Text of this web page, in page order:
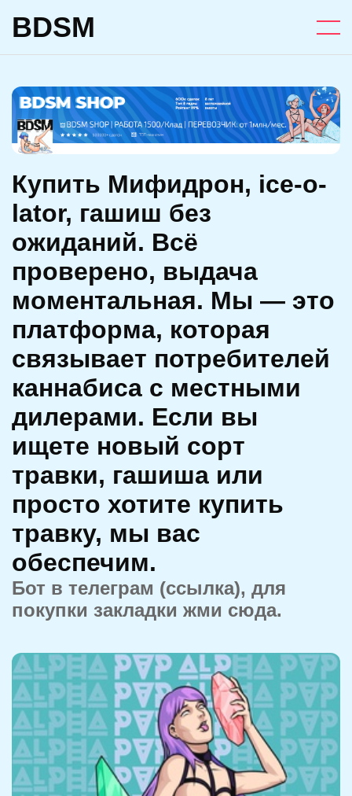
BDSM
Купить Мифидрон, ice-o-
lator, гашиш без
ожиданий. Всё
проверено, выдача
моментальная. Мы — это
платформа, которая
связывает потребителей
каннабиса с местными
дилерами. Если вы
ищете новый сорт
травки, гашиша или
просто хотите купить
травку, мы вас
обеспечим.
Бот в телеграм (ссылка), для
покупки закладки жми сюда.